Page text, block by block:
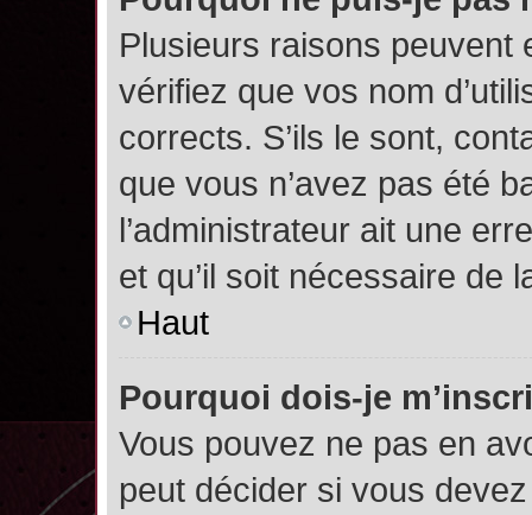
Plusieurs raisons peuvent
vérifiez que vos nom
corrects. S’ils le sont,
que vous n’avez pas été
l’administrateur ait une
et qu’il soit nécessaire de
Haut
Pourquoi dois-je
Vous pouvez ne pas en
peut décider si vous